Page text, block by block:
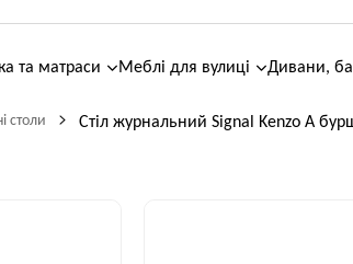
та матраси Меблі для вулиці Дивани,
столи Стіл журнальний Signal Kenzo A